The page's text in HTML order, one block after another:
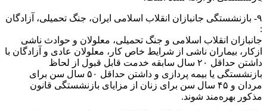
۹- بازنشستگی جانبازان انقلاب اسلامی ایران، جنگ تحمیلی، آزادگان
:
جانبازان انقلاب اسلامی و جنگ تحمیلی، معلولان و حوادث ناشی
ازکار، بیماران ناشی از شرایط خاص کار، معلولان عادی و آزادگان با
داشتن حداقل ۲۰ سال سابقه خدمت قابل قبول از لحاظ
بازنشستگی یا بیمه پردازی و داشتن حداقل ۵۰ سال سن برای
مردان و ۴۵ سال سن برای زنان از مزایای بازنشستگی قانون
مذکور بهره‌مند شوند.